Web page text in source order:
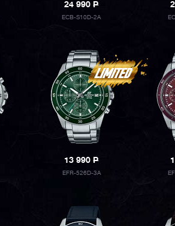
24 990P
ECB-S10D-2A
13 990P
EFR-526D-3A